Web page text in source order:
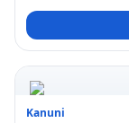
Kanuni